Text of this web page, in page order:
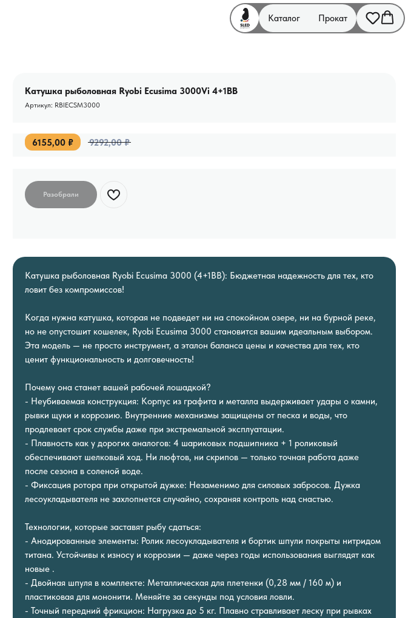
Каталог Прокат
Катушка рыболовная Ryobi Ecusima 3000Vi 4+1BB
Артикул: RBIECSM3000
6155,00 ₽ 9292,00 ₽
Катушка рыболовная Ryobi Ecusima 3000 (4+1BB): Бюджетная надежность для тех, кто
ловит без компромиссов!
Когда нужна катушка, которая не подведет ни на спокойном озере, ни на бурной реке,
но не опустошит кошелек, Ryobi Ecusima 3000 становится вашим идеальным выбором.
Эта модель — не просто инструмент, а эталон баланса цены и качества для тех, кто
ценит функциональность и долговечность!
Почему она станет вашей рабочей лошадкой?
- Неубиваемая конструкция: Корпус из графита и металла выдерживает удары о камни,
рывки щуки и коррозию. Внутренние механизмы защищены от песка и воды, что
продлевает срок службы даже при экстремальной эксплуатации.
- Плавность как у дорогих аналогов: 4 шариковых подшипника + 1 роликовый
обеспечивают шелковый ход. Ни люфтов, ни скрипов — только точная работа даже
после сезона в соленой воде.
- Фиксация ротора при открытой дужке: Незаменимо для силовых забросов. Дужка
лесоукладывателя не захлопнется случайно, сохраняя контроль над снастью.
Технологии, которые заставят рыбу сдаться:
- Анодированные элементы: Ролик лесоукладывателя и бортик шпули покрыты нитридом
титана. Устойчивы к износу и коррозии — даже через годы использования выглядят как
новые .
- Двойная шпуля в комплекте: Металлическая для плетенки (0,28 мм / 160 м) и
пластиковая для мононити. Меняйте за секунды под условия ловли.
- Точный передний фрикцион: Нагрузка до 5 кг. Плавно стравливает леску при рывках